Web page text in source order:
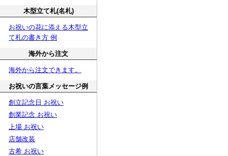
木型立て札(名札)
お祝いの花に添える木型立
て札の書き方 例
海外から注文
海外から注文できます。
お祝いの言葉メッセージ例
創立記念日 お祝い
創業記念 お祝い
上場 お祝い
店舗改装
古希 お祝い